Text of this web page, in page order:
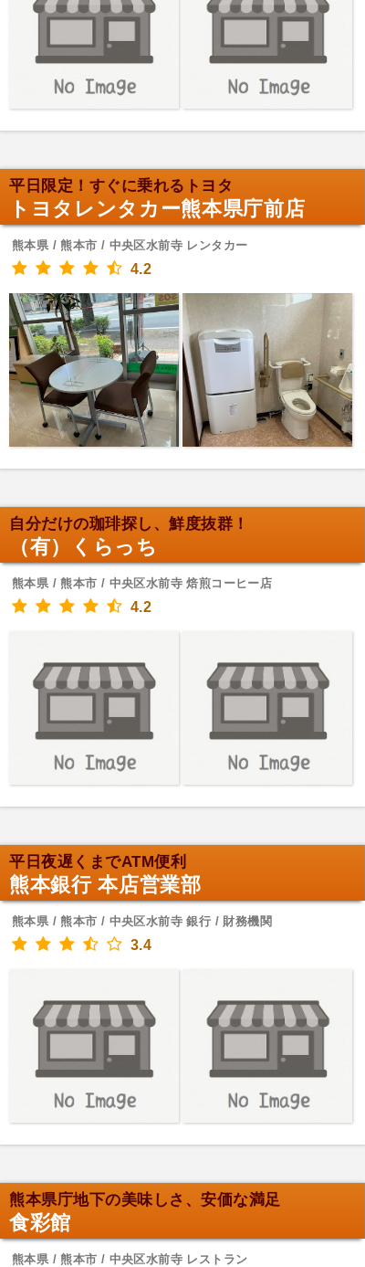
平日限定！すぐに乗れるトヨタ
トヨタレンタカー熊本県庁前店
熊本県 / 熊本市 / 中央区水前寺 レンタカー
4.2
自分だけの珈琲探し、鮮度抜群！
（有）くらっち
熊本県 / 熊本市 / 中央区水前寺 焙煎コーヒー店
4.2
平日夜遅くまでATM便利
熊本銀行 本店営業部
熊本県 / 熊本市 / 中央区水前寺 銀行 / 財務機関
3.4
熊本県庁地下の美味しさ、安価な満足
食彩館
熊本県 / 熊本市 / 中央区水前寺 レストラン